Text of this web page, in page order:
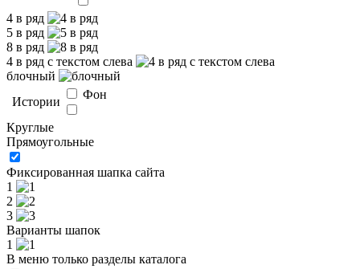
4 в ряд
5 в ряд
8 в ряд
4 в ряд с текстом слева
блочный
Истории
Фон
Круглые
Прямоугольные
Фиксированная шапка сайта
1
2
3
Варианты шапок
1
В меню только разделы каталога